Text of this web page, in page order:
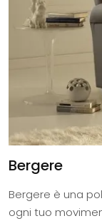
Bergere
Bergere è una
ogni tuo